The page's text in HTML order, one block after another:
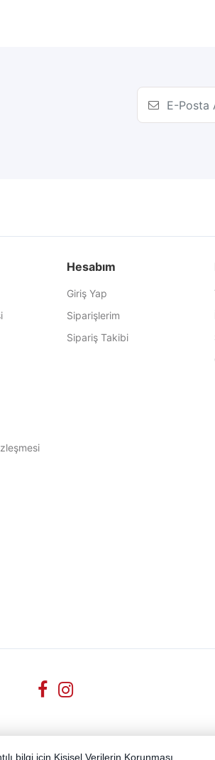
Hesabım
Giriş Yap
Siparişlerim
Sipariş Takibi
bilgi için Kişisel Verilerin Korunması